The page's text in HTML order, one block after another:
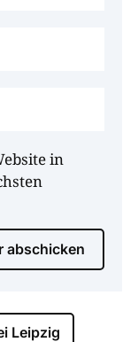
in
abschicken
Leipzig